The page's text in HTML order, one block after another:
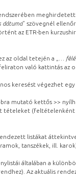
dátuma” szövegnél
az ETR-ben
az oldal tetején a „
…
való kattintás az
keresést végezhet
mutató kettős >>
tételeket (feltételenként
listákat
tanszékek, ill.
általában a
Az aktuális